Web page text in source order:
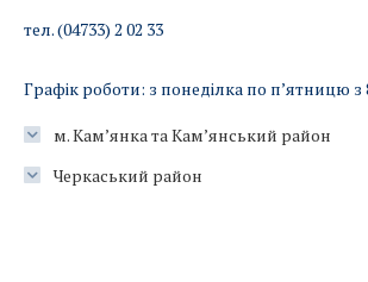
тел. (04733) 2 02 33
Графік роботи: з понеділка по п’ятницю з
м. Кам’янка та Кам’янський район
Черкаський район